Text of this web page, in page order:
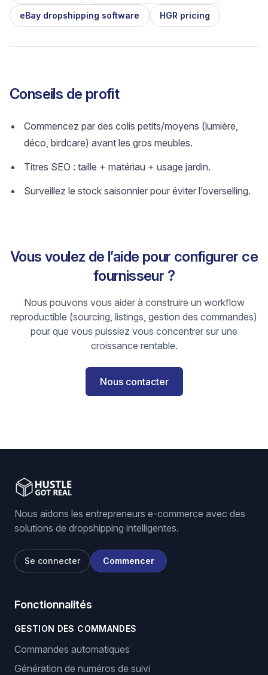
eBay dropshipping software HGR pricing
Conseils de profit
Commencez par des colis petits/moyens (lumière,
déco, birdcare) avant les gros meubles.
Titres SEO : taille + matériau + usage jardin.
Surveillez le stock saisonnier pour éviter l’overselling.
Vous voulez de l’aide pour configurer ce
fournisseur ?
Nous pouvons vous aider à construire un workflow
reproductible (sourcing, listings, gestion des commandes)
pour que vous puissiez vous concentrer sur une
croissance rentable.
Nous contacter
Nous aidons les entrepreneurs e-commerce avec des
solutions de dropshipping intelligentes.
Se connecter Commencer
Fonctionnalités
GESTION DES COMMANDES
Commandes automatiques
Génération de numéros de suivi